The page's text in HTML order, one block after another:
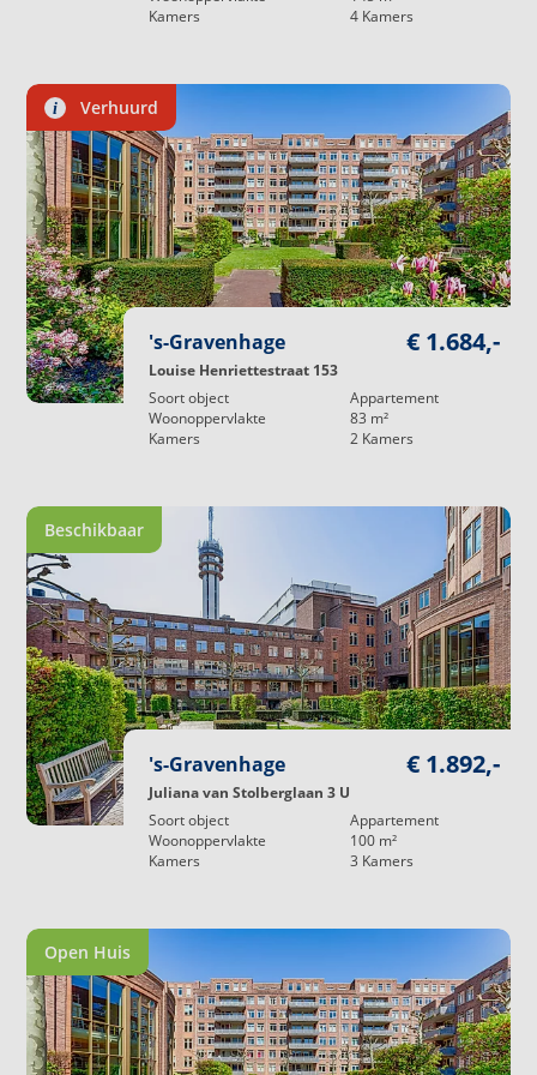
plattegronden en maatvoeringen. Hieraan kunnen
Kamers
4 Kamers
i Verhuurd
's-Gravenhage
Louise Henriettestraat 153
€ 1.684,-
Soort object
Appartement
Woonoppervlakte
83 m²
Kamers
2 Kamers
Beschikbaar
's-Gravenhage
Juliana van Stolberglaan 3 U
€ 1.892,-
Soort object
Appartement
Woonoppervlakte
100 m²
Kamers
3 Kamers
Open Huis